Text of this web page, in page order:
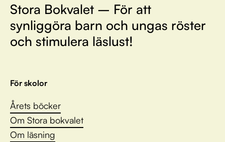
Stora Bokvalet – För att
synliggöra barn och ungas röster
och stimulera läslust!
För skolor
Årets böcker
Om Stora bokvalet
Om läsning